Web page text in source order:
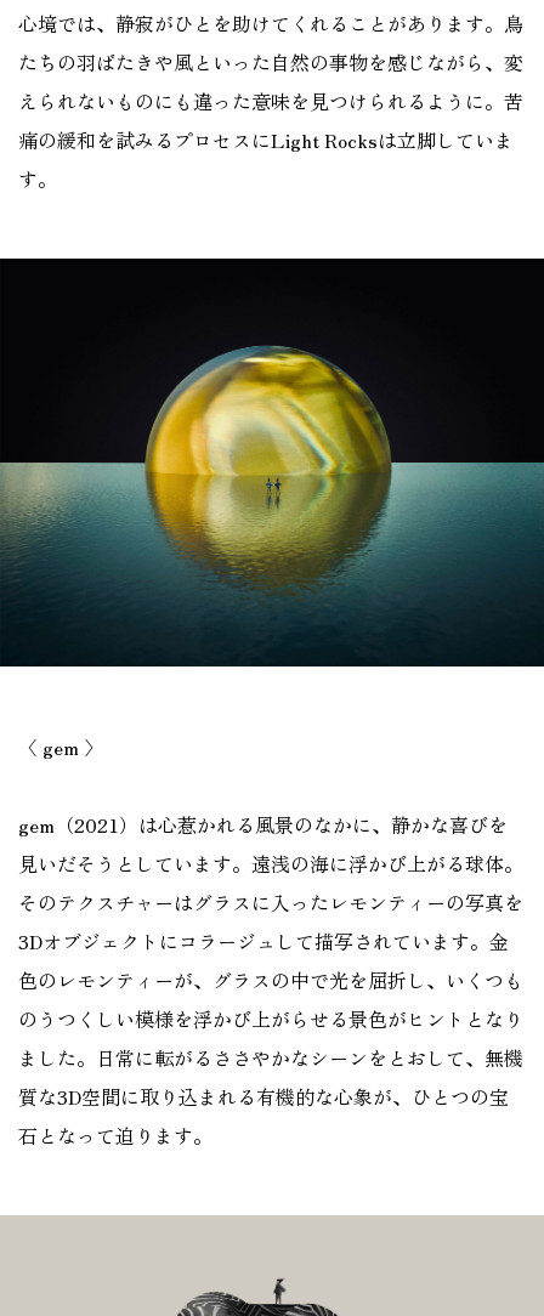
心境では、静寂がひとを助けてくれることがあります。鳥
たちの羽ばたきや風といった自然の事物を感じながら、変
えられないものにも違った意味を見つけられるように。苦
痛の緩和を試みるプロセスにLight Rocksは立脚していま
す。
〈 gem 〉
gem（2021）は心惹かれる風景のなかに、静かな喜びを
見いだそうとしています。遠浅の海に浮かび上がる球体。
そのテクスチャーはグラスに入ったレモンティーの写真を
3Dオブジェクトにコラージュして描写されています。金
色のレモンティーが、グラスの中で光を屈折し、いくつも
のうつくしい模様を浮かび上がらせる景色がヒントとなり
ました。日常に転がるささやかなシーンをとおして、無機
質な3D空間に取り込まれる有機的な心象が、ひとつの宝
石となって迫ります。